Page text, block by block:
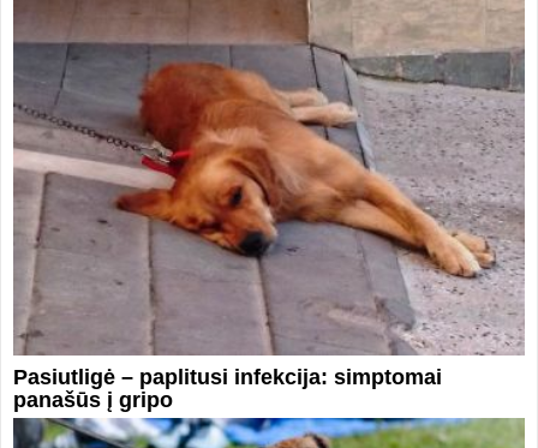
Pasiutligė – paplitusi infekcija: simptomai
panašūs į gripo